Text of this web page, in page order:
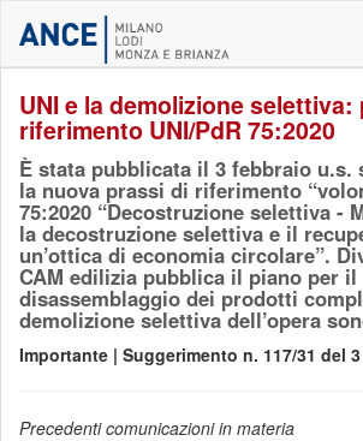
UNI e la demolizione selettiva:
riferimento UNI/PdR 75:2020
È stata pubblicata il 3 febbraio u.s.
la nuova prassi di riferimento
75:2020 “Decostruzione selettiva -
la decostruzione selettiva e il
un’ottica di economia circolare”.
CAM edilizia pubblica il piano per il
disassemblaggio dei prodotti
demolizione selettiva dell’opera
Importante | Suggerimento n. 117/31 del
Precedenti comunicazioni in materia